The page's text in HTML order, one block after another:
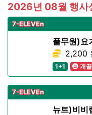
2026년 08월 행사
7-ELEVEn
풀무원)요
2,200
1+1
개꿀
7-ELEVEn
뉴트)비비